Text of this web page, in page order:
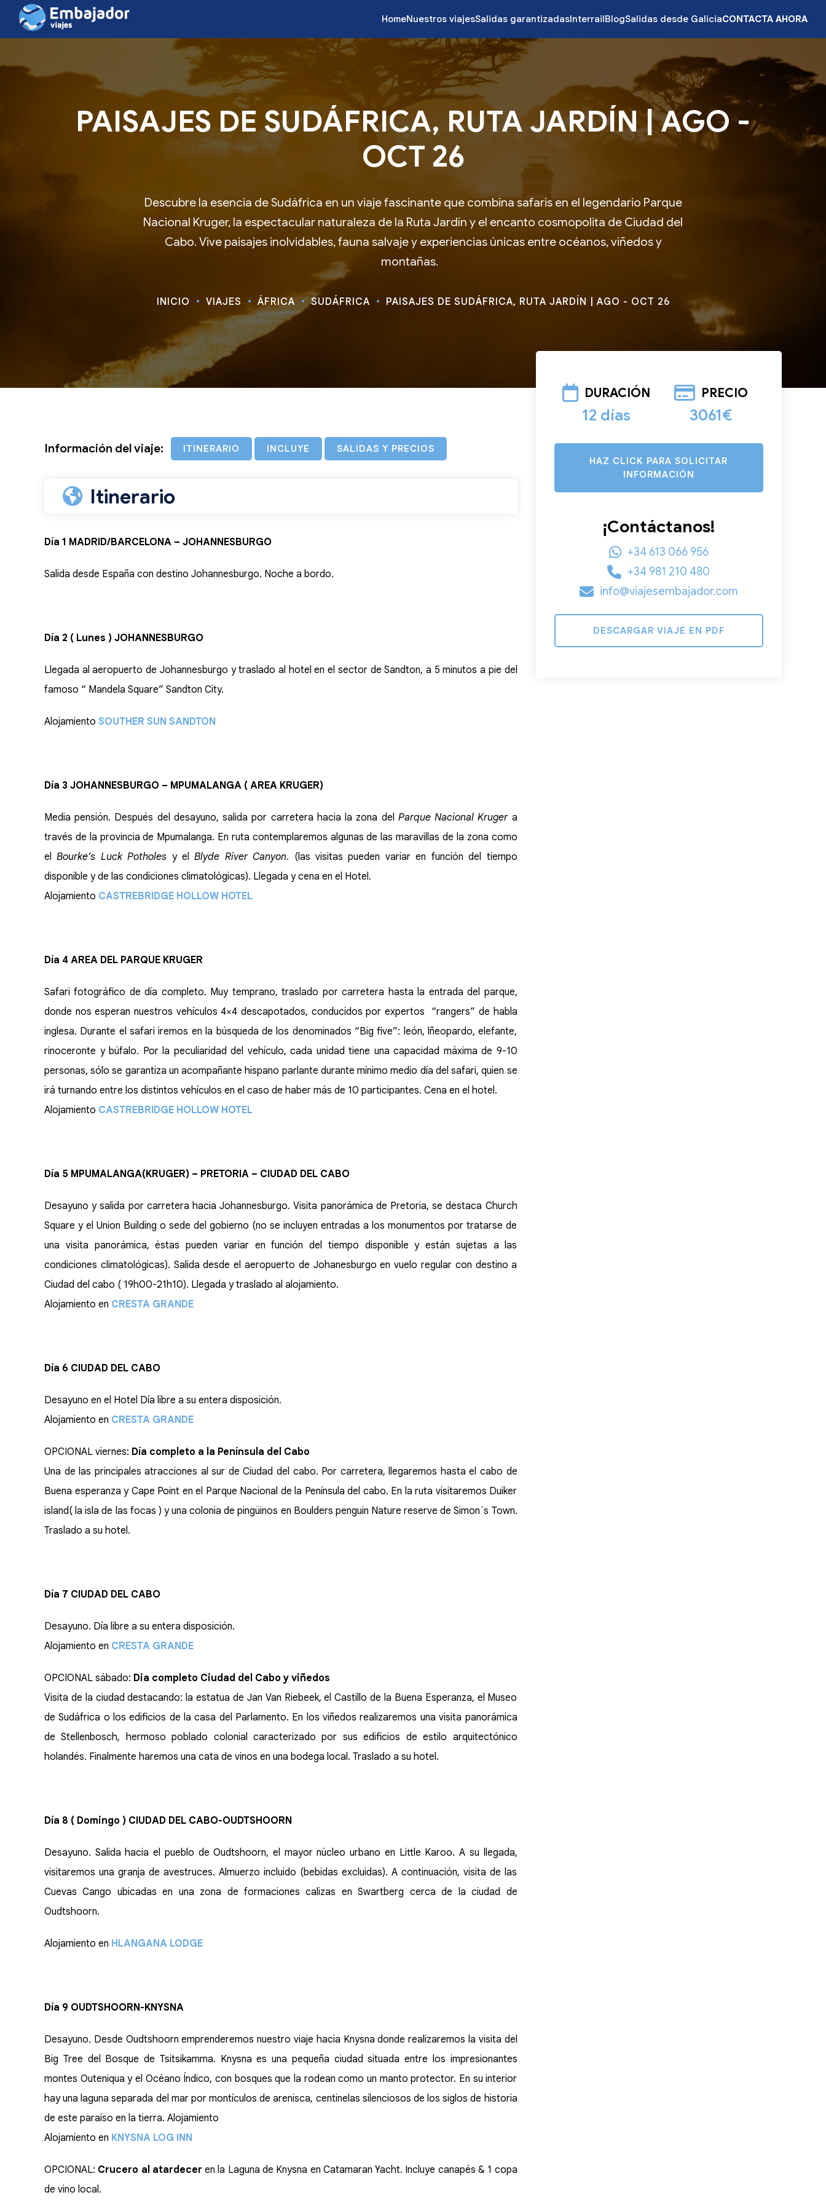
HomeNuestros viajesSalidas garantizadasInterrailBlogSalidas desde GaliciaCONTACTA AHORA
PAISAJES DE SUDÁFRICA, RUTA JARDÍN | AGO -
OCT 26
Descubre la esencia de Sudáfrica en un viaje fascinante que combina safaris en el legendario Parque
Nacional Kruger, la espectacular naturaleza de la Ruta Jardín y el encanto cosmopolita de Ciudad del
Cabo. Vive paisajes inolvidables, fauna salvaje y experiencias únicas entre océanos, viñedos y
montañas.
INICIO VIAJES ÁFRICA SUDÁFRICA PAISAJES DE SUDÁFRICA, RUTA JARDÍN | AGO - OCT 26
Información del viaje: ITINERARIO INCLUYE SALIDAS Y PRECIOS
Itinerario
Día 1 MADRID/BARCELONA – JOHANNESBURGO
Salida desde España con destino Johannesburgo. Noche a bordo.
Día 2 ( Lunes ) JOHANNESBURGO
Llegada al aeropuerto de Johannesburgo y traslado al hotel en el sector de Sandton, a 5 minutos a pie del
famoso “ Mandela Square” Sandton City.
Alojamiento SOUTHER SUN SANDTON
Día 3 JOHANNESBURGO – MPUMALANGA ( AREA KRUGER)
Media pensión. Después del desayuno, salida por carretera hacia la zona del Parque Nacional Kruger a
través de la provincia de Mpumalanga. En ruta contemplaremos algunas de las maravillas de la zona como
elBourke’s Luck Potholes y elBlyde River Canyon. (las visitas pueden variar en función del tiempo
disponible y de las condiciones climatológicas). Llegada y cena en el Hotel.
Alojamiento CASTREBRIDGE HOLLOW HOTEL
Día 4 AREA DEL PARQUE KRUGER
Safari fotográfico de día completo. Muy temprano, traslado por carretera hasta la entrada del parque,
donde nos esperan nuestros vehículos 4×4 descapotados, conducidos por expertos “rangers” de habla
inglesa. Durante el safari iremos en la búsqueda de los denominados “Big five”: león, lñeopardo, elefante,
rinoceronte y búfalo. Por la peculiaridad del vehículo, cada unidad tiene una capacidad máxima de 9-10
personas, sólo se garantiza un acompañante hispano parlante durante mínimo medio día del safari, quien se
irá turnando entre los distintos vehículos en el caso de haber más de 10 participantes. Cena en el hotel.
Alojamiento CASTREBRIDGE HOLLOW HOTEL
Día 5 MPUMALANGA(KRUGER) – PRETORIA – CIUDAD DEL CABO
Desayuno y salida por carretera hacia Johannesburgo. Visita panorámica de Pretoria, se destaca Church
Square y el Union Building o sede del gobierno (no se incluyen entradas a los monumentos por tratarse de
una visita panorámica, éstas pueden variar en función del tiempo disponible y están sujetas a las
condiciones climatológicas). Salida desde el aeropuerto de Johanesburgo en vuelo regular con destino a
Ciudad del cabo ( 19h00-21h10). Llegada y traslado al alojamiento.
Alojamiento en CRESTA GRANDE
Día 6 CIUDAD DEL CABO
Desayuno en el Hotel Día libre a su entera disposición.
Alojamiento en CRESTA GRANDE
OPCIONAL viernes: Día completo a la Península del Cabo
Una de las principales atracciones al sur de Ciudad del cabo. Por carretera, llegaremos hasta el cabo de
Buena esperanza y Cape Point en el Parque Nacional de la Península del cabo. En la ruta visitaremos Duiker
island( la isla de las focas ) y una colonia de pingüinos en Boulders penguin Nature reserve de Simon´s Town.
Traslado a su hotel.
Día 7 CIUDAD DEL CABO
Desayuno. Día libre a su entera disposición.
Alojamiento en CRESTA GRANDE
OPCIONAL sábado: Dia completo Ciudad del Cabo y viñedos
Visita de la ciudad destacando: la estatua de Jan Van Riebeek, el Castillo de la Buena Esperanza, el Museo
de Sudáfrica o los edificios de la casa del Parlamento. En los viñedos realizaremos una visita panorámica
de Stellenbosch, hermoso poblado colonial caracterizado por sus edificios de estilo arquitectónico
holandés. Finalmente haremos una cata de vinos en una bodega local. Traslado a su hotel.
Día 8 ( Domingo ) CIUDAD DEL CABO-OUDTSHOORN
Desayuno. Salida hacia el pueblo de Oudtshoorn, el mayor núcleo urbano en Little Karoo. A su llegada,
visitaremos una granja de avestruces. Almuerzo incluido (bebidas excluidas). A continuación, visita de las
Cuevas Cango ubicadas en una zona de formaciones calizas en Swartberg cerca de la ciudad de
Oudtshoorn.
Alojamiento en HLANGANA LODGE
Día 9 OUDTSHOORN-KNYSNA
Desayuno. Desde Oudtshoorn emprenderemos nuestro viaje hacia Knysna donde realizaremos la visita del
Big Tree del Bosque de Tsitsikamma. Knysna es una pequeña ciudad situada entre los impresionantes
montes Outeniqua y el Océano Índico, con bosques que la rodean como un manto protector. En su interior
hay una laguna separada del mar por montículos de arenisca, centinelas silenciosos de los siglos de historia
de este paraíso en la tierra. Alojamiento
Alojamiento en KNYSNA LOG INN
OPCIONAL: Crucero al atardecer en la Laguna de Knysna en Catamaran Yacht. Incluye canapés & 1 copa
de vino local.
DURACIÓN
12 días
PRECIO
3061€
HAZ CLICK PARA SOLICITAR
INFORMACIÓN
¡Contáctanos!
+34 613 066 956
+34 981 210 480
info@viajesembajador.com
DESCARGAR VIAJE EN PDF